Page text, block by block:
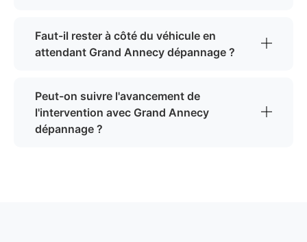
Faut-il rester à côté du véhicule en
attendant Grand Annecy dépannage ?
Peut-on suivre l'avancement de
l'intervention avec Grand Annecy
dépannage ?